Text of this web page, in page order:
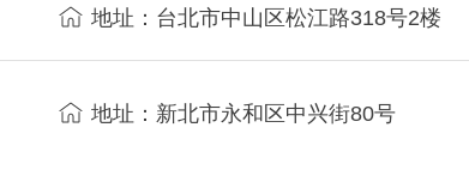
地址：台北市中山区松江路318号2楼
地址：新北市永和区中兴街80号